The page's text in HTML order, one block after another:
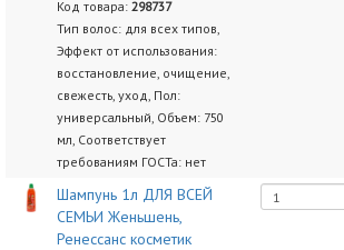
Код товара: 298737
Тип волос: для всех типов,
Эффект от использования:
восстановление, очищение,
свежесть, уход, Пол:
универсальный, Объем: 750
мл, Соответствует
требованиям ГОСТа: нет
Шампунь 1л ДЛЯ ВСЕЙ
СЕМЬИ Женьшень,
Ренессанс косметик